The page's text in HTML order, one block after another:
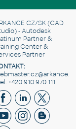
CZ/SK(CAD
- Autodesk
Partner &
Center &
Partner
+420 910 970 111